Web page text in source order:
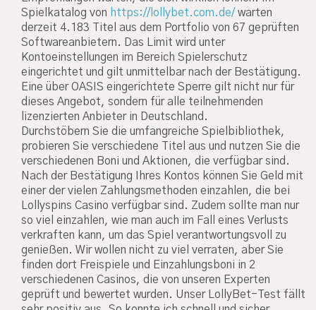
Spielkatalog von https://lollybet.com.de/ warten
derzeit 4.183 Titel aus dem Portfolio von 67 geprüften
Softwareanbietern. Das Limit wird unter
Kontoeinstellungen im Bereich Spielerschutz
eingerichtet und gilt unmittelbar nach der Bestätigung.
Eine über OASIS eingerichtete Sperre gilt nicht nur für
dieses Angebot, sondern für alle teilnehmenden
lizenzierten Anbieter in Deutschland.
Durchstöbern Sie die umfangreiche Spielbibliothek,
probieren Sie verschiedene Titel aus und nutzen Sie die
verschiedenen Boni und Aktionen, die verfügbar sind.
Nach der Bestätigung Ihres Kontos können Sie Geld mit
einer der vielen Zahlungsmethoden einzahlen, die bei
Lollyspins Casino verfügbar sind. Zudem sollte man nur
so viel einzahlen, wie man auch im Fall eines Verlusts
verkraften kann, um das Spiel verantwortungsvoll zu
genießen. Wir wollen nicht zu viel verraten, aber Sie
finden dort Freispiele und Einzahlungsboni in 2
verschiedenen Casinos, die von unseren Experten
geprüft und bewertet wurden. Unser LollyBet-Test fällt